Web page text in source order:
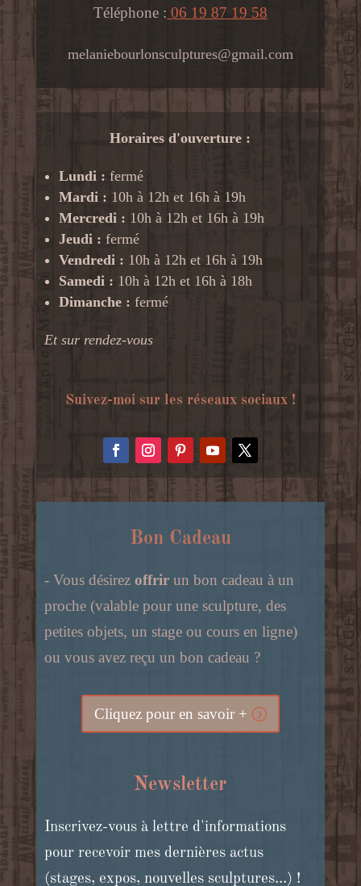
Téléphone : 06 19 87 19 58
melaniebourlonsculptures@gmail.com
Horaires d'ouverture :
Lundi : fermé
Mardi : 10h à 12h et 16h à 19h
Mercredi : 10h à 12h et 16h à 19h
Jeudi : fermé
Vendredi : 10h à 12h et 16h à 19h
Samedi : 10h à 12h et 16h à 18h
Dimanche : fermé
Et sur rendez-vous
Suivez-moi sur les réseaux sociaux !
Bon Cadeau
- Vous désirez offrir un bon cadeau à un
proche (valable pour une sculpture, des
petites objets, un stage ou cours en ligne)
ou vous avez reçu un bon cadeau ?
Cliquez pour en savoir +
Newsletter
Inscrivez-vous à lettre d'informations
pour recevoir mes dernières actus
(stages, expos, nouvelles sculptures...) !